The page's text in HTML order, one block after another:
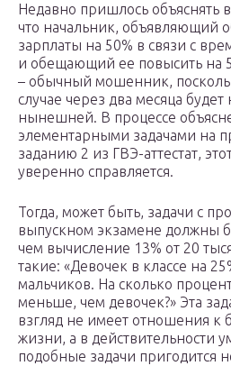
Недавно пришлось объяснять
что начальник, объявляющий
зарплаты на 50% в связи с
и обещающий ее повысить на
– обычный мошенник,
случае через два месяца
нынешней. В процессе
элементарными задачами на
заданию 2 из ГВЭ-аттестат,
уверенно справляется.
Тогда, может быть, задачи с
выпускном экзамене должны
чем вычисление 13% от 20
такие: «Девочек в классе на
мальчиков. На сколько
меньше, чем девочек?» Эта
взгляд не имеет отношения к
жизни, а в действительности
подобные задачи пригодится